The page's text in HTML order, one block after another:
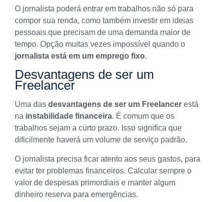
O jornalista poderá entrar em trabalhos não só para
compor sua renda, como também investir em ideias
pessoais que precisam de uma demanda maior de
tempo. Opção muitas vezes impossível quando o
jornalista está em um emprego fixo.
Desvantagens de ser um
Freelancer
Uma das desvantagens de ser um Freelancer está
na instabilidade financeira. É comum que os
trabalhos sejam a curto prazo. Isso significa que
dificilmente haverá um volume de serviço padrão.
O jornalista precisa ficar atento aos seus gastos, para
evitar ter problemas financeiros. Calcular sempre o
valor de despesas primordiais e manter algum
dinheiro reserva para emergências.